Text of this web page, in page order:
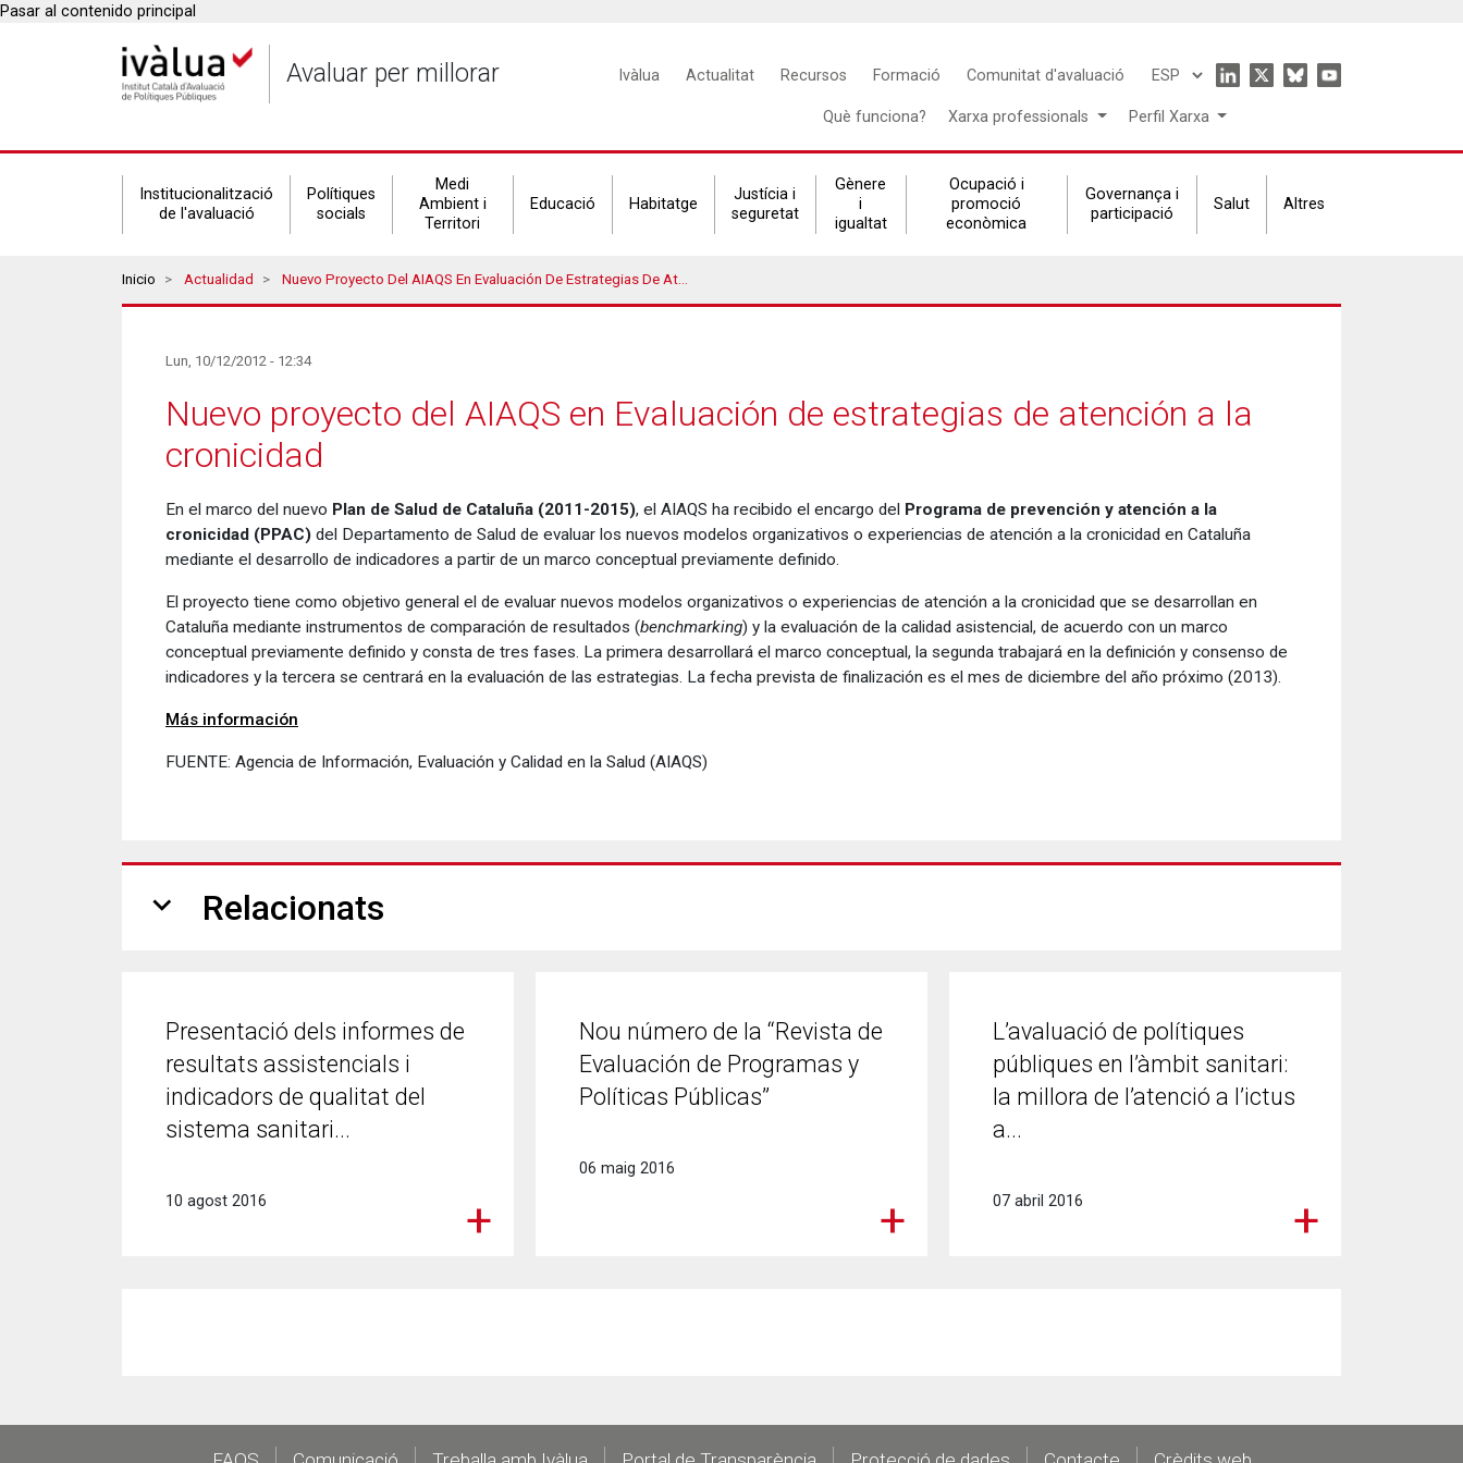
Pasar al contenido principal
Avaluar per millorar
Main
Ivàlua Actualitat Recursos Formació Comunitat d'avaluació
Select
language
Icon
menu
Què funciona? Xarxa professionals Perfil Xarxa
Secondary
navigation
Institucionalització
de l'avaluació
Polítiques
socials
Medi
Ambient i
Territori
Educació Habitatge
Justícia i
seguretat
Gènere
i
igualtat
Ocupació i
promoció
econòmica
Governança i
participació
Salut Altres
Breadcrumbs
Inicio Actualidad Nuevo Proyecto Del AIAQS En Evaluación De Estrategias De Atención A La Cronicidad
Lun, 10/12/2012 - 12:34
Nuevo proyecto del AIAQS en Evaluación de estrategias de atención a la
cronicidad
En el marco del nuevo Plan de Salud de Cataluña (2011-2015), el AIAQS ha recibido el encargo del Programa de prevención y atención a la
cronicidad (PPAC) del Departamento de Salud de evaluar los nuevos modelos organizativos o experiencias de atención a la cronicidad en Cataluña
mediante el desarrollo de indicadores a partir de un marco conceptual previamente definido.
El proyecto tiene como objetivo general el de evaluar nuevos modelos organizativos o experiencias de atención a la cronicidad que se desarrollan en
Cataluña mediante instrumentos de comparación de resultados (benchmarking) y la evaluación de la calidad asistencial, de acuerdo con un marco
conceptual previamente definido y consta de tres fases. La primera desarrollará el marco conceptual, la segunda trabajará en la definición y consenso de
indicadores y la tercera se centrará en la evaluación de las estrategias. La fecha prevista de finalización es el mes de diciembre del año próximo (2013).
Más información
FUENTE: Agencia de Información, Evaluación y Calidad en la Salud (AIAQS)
expand_more Relacionats
Presentació dels informes de
resultats assistencials i
indicadors de qualitat del
sistema sanitari...
10 agost 2016
Nou número de la “Revista de
Evaluación de Programas y
Políticas Públicas”
06 maig 2016
L’avaluació de polítiques
públiques en l’àmbit sanitari:
la millora de l’atenció a l’ictus
a...
07 abril 2016